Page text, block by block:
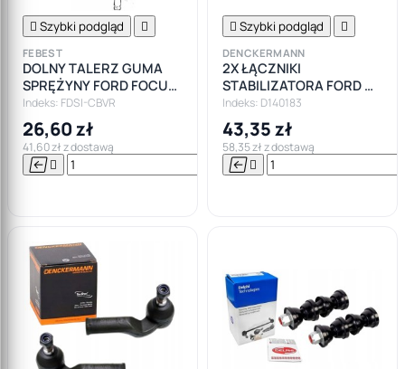
 Szybki podgląd 
FEBEST
DOLNY TALERZ GUMA
SPRĘŻYNY FORD FOCUS
II III MK2 MK3 C-MAX
KUGA I
Indeks: FDSI-CBVR
26,60 zł
41,60 zł z dostawą
  

 Szybki podgląd 
DENCKERMANN
2X ŁĄCZNIKI
STABILIZATORA FORD C-
MAX FOCUS II III MK2
MK3 VOLVO S40 V50
Indeks: D140183
43,35 zł
58,35 zł z dostawą
 